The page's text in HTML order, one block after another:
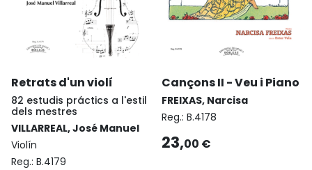
Retrats d'un violí
82 estudis práctics a l'estil
dels mestres
VILLARREAL, José Manuel
Violín
Reg.: B.4179
Cançons II - Veu i Piano
FREIXAS, Narcisa
Reg.: B.4178
23,00 €